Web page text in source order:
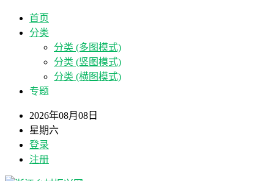
首页
分类
分类 (多图模式)
分类 (竖图模式)
分类 (横图模式)
专题
2026年08月08日
星期六
登录
注册